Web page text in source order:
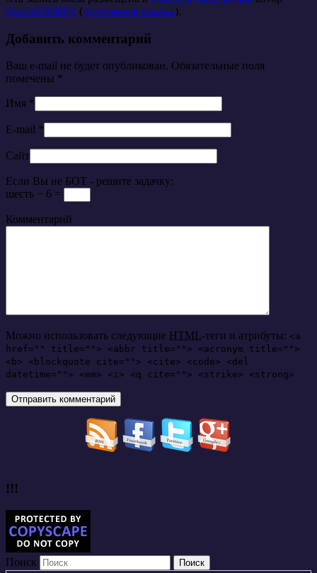
Сергей ЮНГА (постоянная ссылка).
Добавить комментарий
Ваш e-mail не будет опубликован. Обязательные поля
помечены *
Имя *
E-mail *
Сайт
Если Вы не БОТ - решите задачку:
шесть − 6 =
Комментарий
Можно использовать следующие HTML-теги и атрибуты: <a
href="" title=""> <abbr title=""> <acronym title="">
<b> <blockquote cite=""> <cite> <code> <del
datetime=""> <em> <i> <q cite=""> <strike> <strong>
!!!
Поиск